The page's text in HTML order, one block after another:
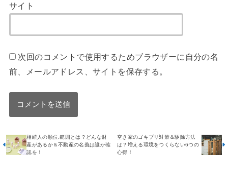
サイト
次回のコメントで使用するためブラウザーに自分の名
前、メールアドレス、サイトを保存する。
相続人の順位,範囲とは？どんな財
産があるか＆不動産の名義は誰か確
認を！
空き家のゴキブリ対策＆駆除方法
は？増える環境をつくらない6つの
心得！